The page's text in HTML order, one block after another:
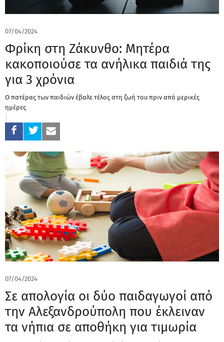
07/04/2024
Φρίκη στη Ζάκυνθο: Μητέρα
κακοποιούσε τα ανήλικα παιδιά της
για 3 χρόνια
Ο πατέρας των παιδιών έβαλε τέλος στη ζωή του πριν από μερικές
ημέρες
07/04/2024
Σε απολογία οι δύο παιδαγωγοί από
την Αλεξανδρούπολη που έκλειναν
τα νήπια σε αποθήκη για τιμωρία